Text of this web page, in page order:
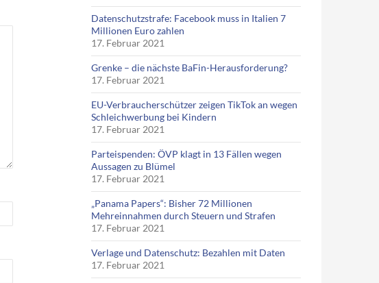
Datenschutzstrafe: Facebook muss in Italien 7
Millionen Euro zahlen
17. Februar 2021
Grenke – die nächste BaFin-Herausforderung?
17. Februar 2021
EU-Verbraucherschützer zeigen TikTok an wegen
Schleichwerbung bei Kindern
17. Februar 2021
Parteispenden: ÖVP klagt in 13 Fällen wegen
Aussagen zu Blümel
17. Februar 2021
„Panama Papers“: Bisher 72 Millionen
Mehreinnahmen durch Steuern und Strafen
17. Februar 2021
Verlage und Datenschutz: Bezahlen mit Daten
17. Februar 2021